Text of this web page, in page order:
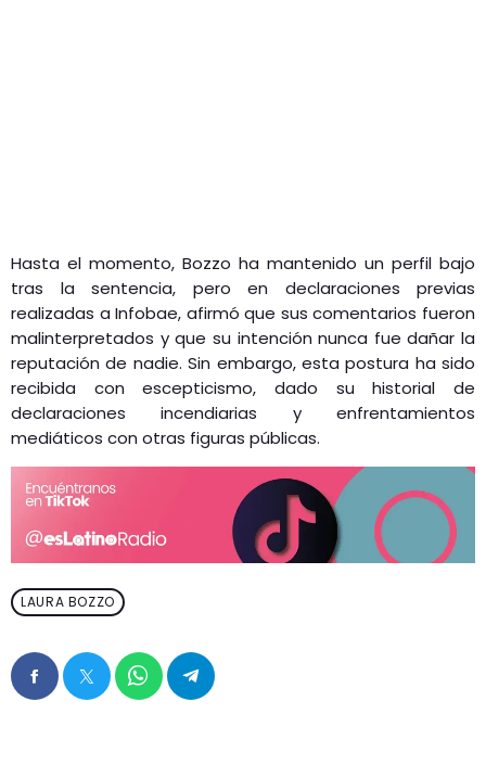
Hasta el momento, Bozzo ha mantenido un perfil bajo
tras la sentencia, pero en declaraciones previas
realizadas a Infobae, afirmó que sus comentarios fueron
malinterpretados y que su intención nunca fue dañar la
reputación de nadie. Sin embargo, esta postura ha sido
recibida con escepticismo, dado su historial de
declaraciones incendiarias y enfrentamientos
mediáticos con otras figuras públicas.
LAURA BOZZO